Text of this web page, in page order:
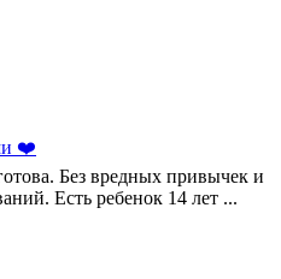
❤️
Без вредных привычек и
Есть ребенок 14 лет ...